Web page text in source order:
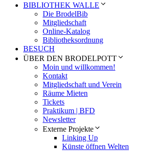
BIBLIOTHEK WALLE
Die BrodelBib
Mitgliedschaft
Online-Katalog
Bibliotheksordnung
BESUCH
ÜBER DEN BRODELPOTT
Moin und willkommen!
Kontakt
Mitgliedschaft und Verein
Räume Mieten
Tickets
Praktikum | BFD
Newsletter
Externe Projekte
Linking Up
Künste öffnen Welten